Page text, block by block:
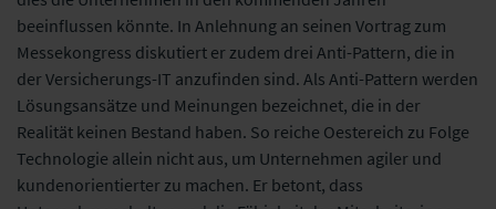
beeinflussen könnte. In Anlehnung an seinen Vortrag zum
Messekongress diskutiert er zudem drei Anti-Pattern, die in
der Versicherungs-IT anzufinden sind. Als Anti-Pattern werden
Lösungsansätze und Meinungen bezeichnet, die in der
Realität keinen Bestand haben. So reiche Oestereich zu Folge
Technologie allein nicht aus, um Unternehmen agiler und
kundenorientierter zu machen. Er betont, dass